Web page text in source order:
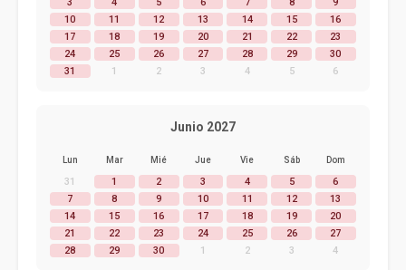
10
11 12 13 14 15
16
17
18 19 20 21 22
23
24
25 26 27 28 29
30
31
1 2 3 4 5 6
Junio 2027
Lun Mar Mié Jue Vie Sáb Dom
31 1 2 3 4 5
6
7
8 9 10 11 12
13
14
15 16 17 18 19
20
21
22 23 24 25 26
27
28
29 30 1 2 3 4